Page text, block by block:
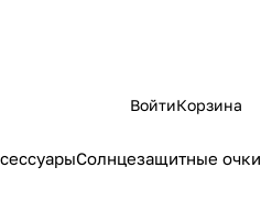
ВойтиКорзина
Солнцезащитные очки